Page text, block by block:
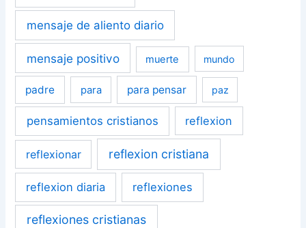
mensaje de aliento diario
mensaje positivo muerte mundo
padre para para pensar paz
pensamientos cristianos reflexion
reflexionar reflexion cristiana
reflexion diaria reflexiones
reflexiones cristianas